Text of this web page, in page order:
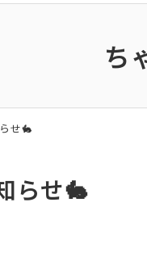
ち
せ🐇
らせ🐇